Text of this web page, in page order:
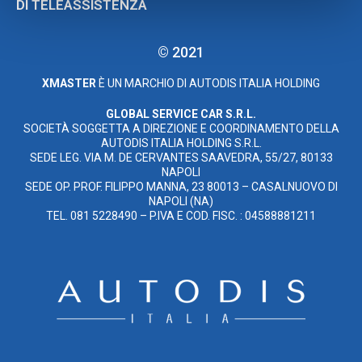
DI TELEASSISTENZA
© 2021
XMASTER È UN MARCHIO DI AUTODIS ITALIA HOLDING
GLOBAL SERVICE CAR S.R.L.
SOCIETÀ SOGGETTA A DIREZIONE E COORDINAMENTO DELLA
AUTODIS ITALIA HOLDING S.R.L.
SEDE LEG. VIA M. DE CERVANTES SAAVEDRA, 55/27, 80133
NAPOLI
SEDE OP. PROF. FILIPPO MANNA, 23 80013 – CASALNUOVO DI
NAPOLI (NA)
TEL. 081 5228490 – P.IVA E COD. FISC. : 04588881211